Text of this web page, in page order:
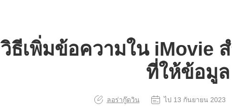
วิธีเพิ่มข้อความใน iMovie
ที่ให้ข้อมูล
ลอร่ากู๊ดวิน ไป 13 กันยายน 2023